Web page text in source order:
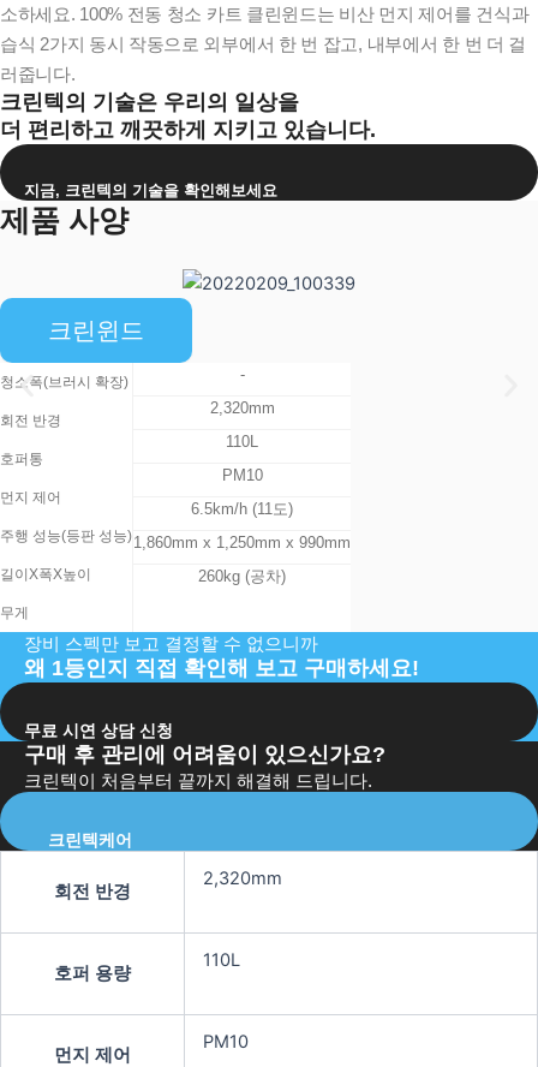
소하세요. 100% 전동 청소 카트 클린윈드는 비산 먼지 제어를 건식과
습식 2가지 동시 작동으로 외부에서 한 번 잡고, 내부에서 한 번 더 걸
러줍니다.
크린텍의 기술은 우리의 일상을
더 편리하고 깨끗하게 지키고 있습니다.
지금, 크린텍의 기술을 확인해보세요
제품 사양
크린윈드
청소폭(브러시 확장)​
회전 반경
호퍼통
먼지 제어
주행 성능(등판 성능)
길이X폭X높이
무게
-
2,320mm
110L
PM10
6.5km/h (11도)
1,860mm x 1,250mm x 990mm
260kg (공차)
장비 스펙만 보고 결정할 수 없으니까
왜 1등인지 직접 확인해 보고 구매하세요!
무료 시연 상담 신청
구매 후 관리에 어려움이 있으신가요?
크린텍이 처음부터 끝까지 해결해 드립니다.
크린텍케어
회전 반경
2,320mm
호퍼 용량
110L
먼지 제어
PM10